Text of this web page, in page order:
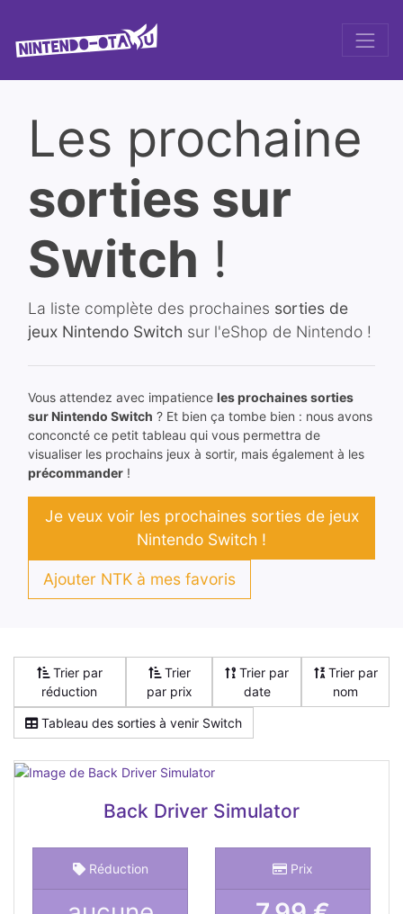
Les prochaine
sorties sur
Switch !
La liste complète des prochaines sorties de
jeux Nintendo Switch sur l'eShop de Nintendo !
Vous attendez avec impatience les prochaines sorties
sur Nintendo Switch ? Et bien ça tombe bien : nous avons
conconcté ce petit tableau qui vous permettra de
visualiser les prochains jeux à sortir, mais également à les
précommander !
Je veux voir les prochaines sorties de jeux
Nintendo Switch !
Ajouter NTK à mes favoris
Trier par
réduction
Trier
par prix
Trier par
date
Trier par
nom
Tableau des sorties à venir Switch
Back Driver Simulator
Réduction Prix